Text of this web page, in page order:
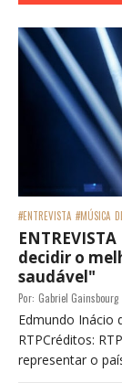
#ENTREVISTA #MÚSICA
decidir o
saudável"
Por: Gabriel Gainsbourg
Edmundo Inácio
RTPCréditos:
representar o